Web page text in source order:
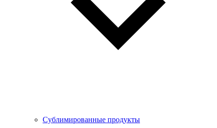
Сублимированные продукты